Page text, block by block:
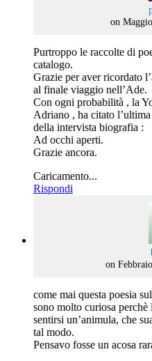
on
Purtroppo le raccolte di
catalogo.
Grazie per aver ricordato
al finale viaggio nell’Ade.
Con ogni probabilità , la
Adriano , ha citato
della intervista biografia :
Ad occhi aperti.
Grazie ancora.
Caricamento...
Rispondi
on
come mai questa poesia
sono molto curiosa perchè
sentirsi un’animula, che
tal modo.
Pensavo fosse un acosa